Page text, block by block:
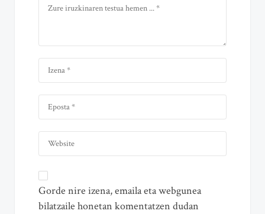
Gorde nire izena, emaila eta webgunea
bilatzaile honetan komentatzen dudan